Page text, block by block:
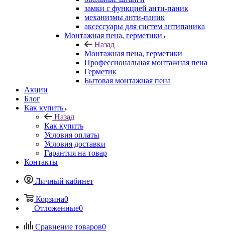
замки с функцией анти-паник
механизмы анти-паник
аксессуары для систем антипаника
Монтажная пена, герметики
Назад
Монтажная пена, герметики
Профессиональная монтажная пена
Герметик
Бытовая монтажная пена
Акции
Блог
Как купить
Назад
Как купить
Условия оплаты
Условия доставки
Гарантия на товар
Контакты
Личный кабинет
Корзина0
Отложенные0
Сравнение товаров0